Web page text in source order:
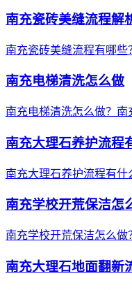
南充瓷砖美缝流程解
南充瓷砖美缝流程有哪
南充电梯清洗怎么做
南充电梯清洗怎么做？南
南充大理石养护流程
南充大理石养护流程有
南充学校开荒保洁怎
南充学校开荒保洁怎么
南充大理石地面翻新